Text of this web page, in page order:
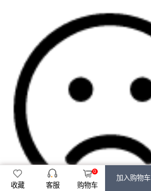
收藏 客服
0
购物车
加入购物车